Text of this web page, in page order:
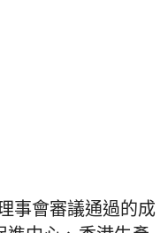
事會審議通過的成